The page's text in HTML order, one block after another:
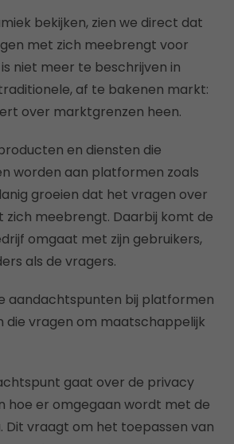
bekijken, zien we direct dat
met zich meebrengt voor
niet meer te beschrijven in
af te bakenen markt:
over marktgrenzen heen.
en diensten die
worden aan platformen zoals
groeien dat het vragen over
zich meebrengt. Daarbij komt de
omgaat met zijn gebruikers,
als de vragers.
aandachtspunten bij platformen
die vragen om maatschappelijk
gaat over de privacy
hoe er omgegaan wordt met de
Dit vraagt om het toepassen van